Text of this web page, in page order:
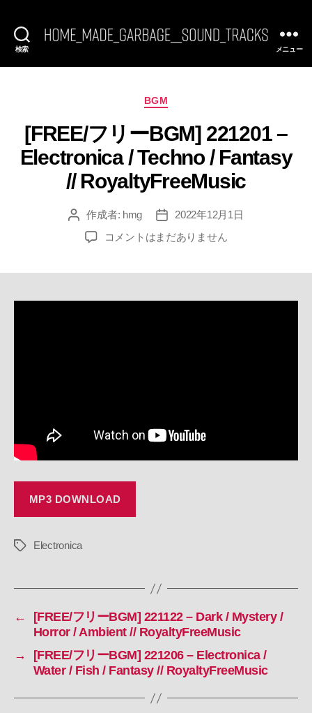
検索
BGM]
SoundTracks
メニュー
カ
ゴ
リ
ー
BGM
[FREE/フリーBGM] 221201 –
Electronica / Techno / Fantasy
// RoyaltyFreeMusic
投
作成者: hmg
投
稿
日
2022年12月1日
[FREE/
RoyaltyFreeMusic
コメントはまだありません
MP3 DOWNLOAD
タ
Electronica
←
[FREE/フリーBGM] 221122 – Dark / Mystery /
Horror / Ambient // RoyaltyFreeMusic
→
[FREE/フリーBGM] 221206 – Electronica /
Water / Fish / Fantasy // RoyaltyFreeMusic